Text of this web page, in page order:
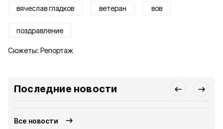
вячеслав гладков ветеран вов
поздравление
Сюжеты: Репортаж
Последние новости
Все новости